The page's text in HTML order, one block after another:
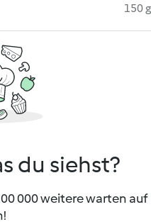
150 g
du siehst?
000 weitere warten auf